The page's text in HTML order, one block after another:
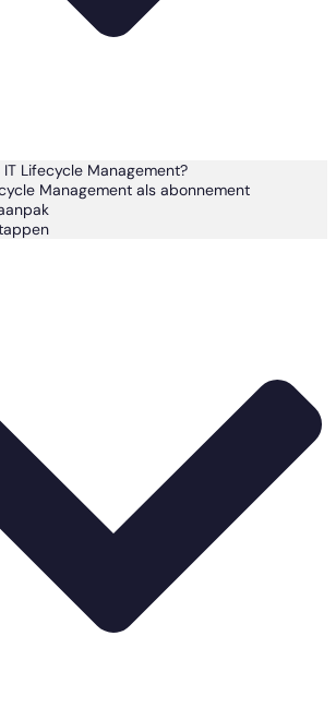
IT Lifecycle Management?
Management als abonnement